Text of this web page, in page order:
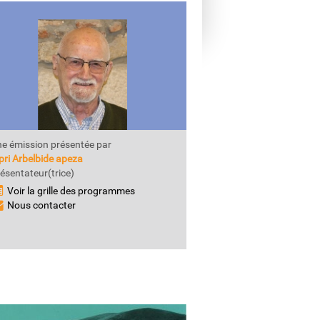
émission présentée par
Arbelbide apeza
Voir la grille des programmes
Nous contacter